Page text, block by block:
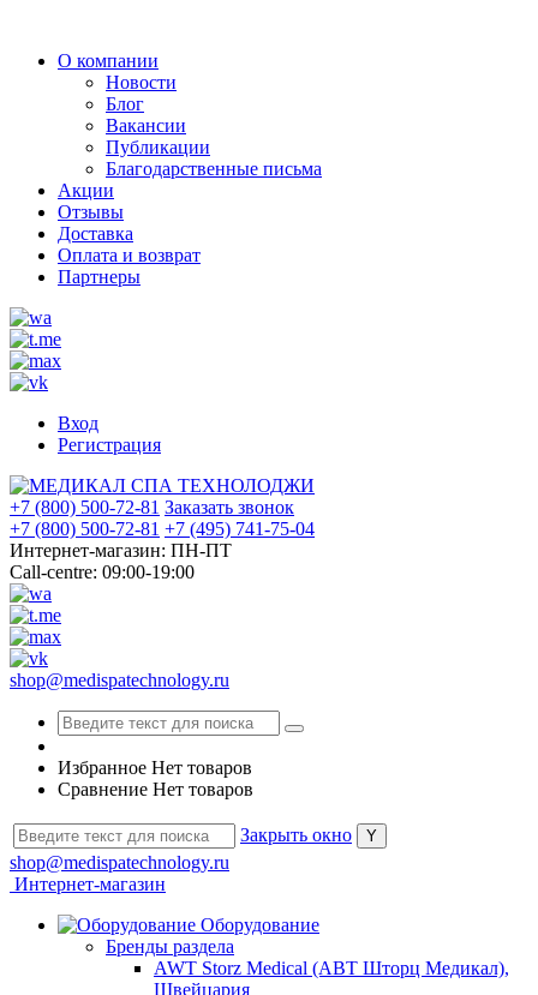
О компании
Новости
Блог
Вакансии
Публикации
Благодарственные письма
Акции
Отзывы
Доставка
Оплата и возврат
Партнеры
Вход
Регистрация
+7 (800) 500-72-81 Заказать звонок
+7 (800) 500-72-81 +7 (495) 741-75-04
Интернет-магазин: ПН-ПТ
Call-centre: 09:00-19:00
shop@medispatechnology.ru
Избранное Нет товаров
Сравнение Нет товаров
Закрыть окно
shop@medispatechnology.ru
Интернет-магазин
Оборудование
Бренды раздела
AWT Storz Medical (АВТ Шторц Медикал),
Швейцария